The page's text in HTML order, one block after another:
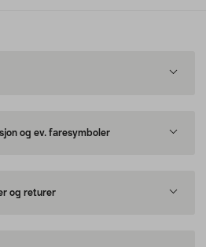
og ev. faresymboler
og returer